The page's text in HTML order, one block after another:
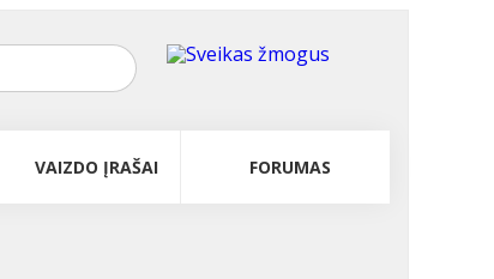
VAIZDO ĮRAŠAI FORUMAS